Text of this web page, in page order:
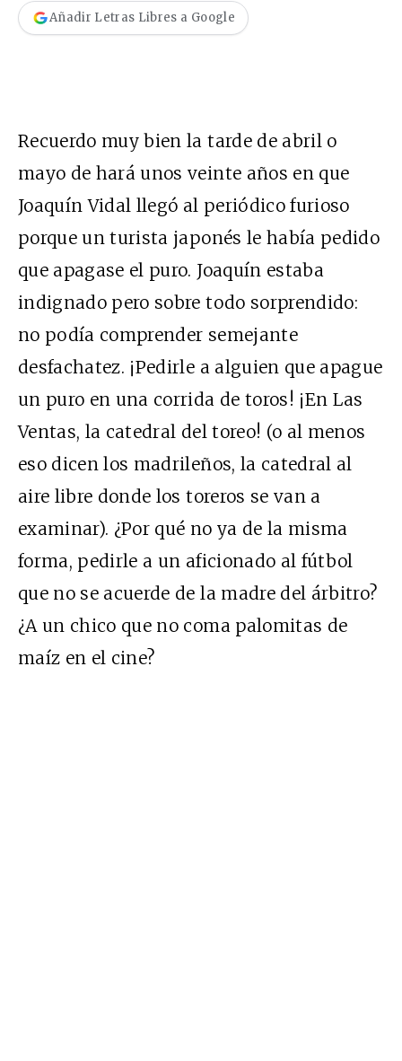
Añadir Letras Libres a Google
Recuerdo muy bien la tarde de abril o
mayo de hará unos veinte años en que
Joaquín Vidal llegó al periódico furioso
porque un turista japonés le había pedido
que apagase el puro. Joaquín estaba
indignado pero sobre todo sorprendido:
no podía comprender semejante
desfachatez. ¡Pedirle a alguien que apague
un puro en una corrida de toros! ¡En Las
Ventas, la catedral del toreo! (o al menos
eso dicen los madrileños, la catedral al
aire libre donde los toreros se van a
examinar). ¿Por qué no ya de la misma
forma, pedirle a un aficionado al fútbol
que no se acuerde de la madre del árbitro?
¿A un chico que no coma palomitas de
maíz en el cine?